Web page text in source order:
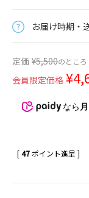
お届け時期・
定価 ¥5,500のところ
会員限定価格 ¥
なら
[47ポイント進呈 ]